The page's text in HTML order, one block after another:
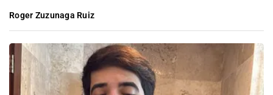
Roger Zuzunaga Ruiz